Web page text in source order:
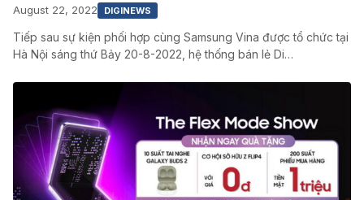
August 22, 2022 DIGINEWS
Tiếp sau sự kiện phối hợp cùng Samsung Vina được tổ chức tại
Hà Nội sáng thứ Bảy 20-8-2022, hệ thống bán lẻ Di…